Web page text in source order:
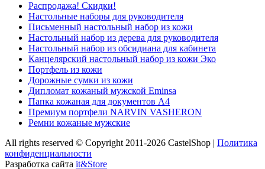
Распродажа! Скидки!
Настольные наборы для руководителя
Письменный настольный набор из кожи
Настольный набор из дерева для руководителя
Настольный набор из обсидиана для кабинета
Канцелярский настольный набор из кожи Эко
Портфель из кожи
Дорожные сумки из кожи
Дипломат кожаный мужской Eminsa
Папка кожаная для документов А4
Премиум портфели NARVIN VASHERON
Ремни кожаные мужские
All rights reserved © Copyright 2011-2026 CastelShop | Политика
конфиденциальности
Разработка сайта it&Store